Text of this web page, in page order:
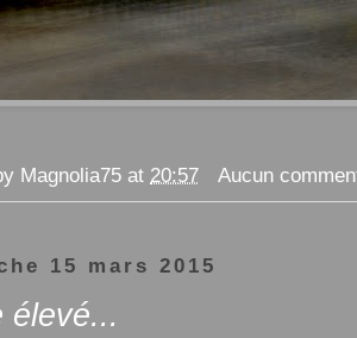
Magnolia75 at 20:57 Aucun
15 mars 2015
élevé...